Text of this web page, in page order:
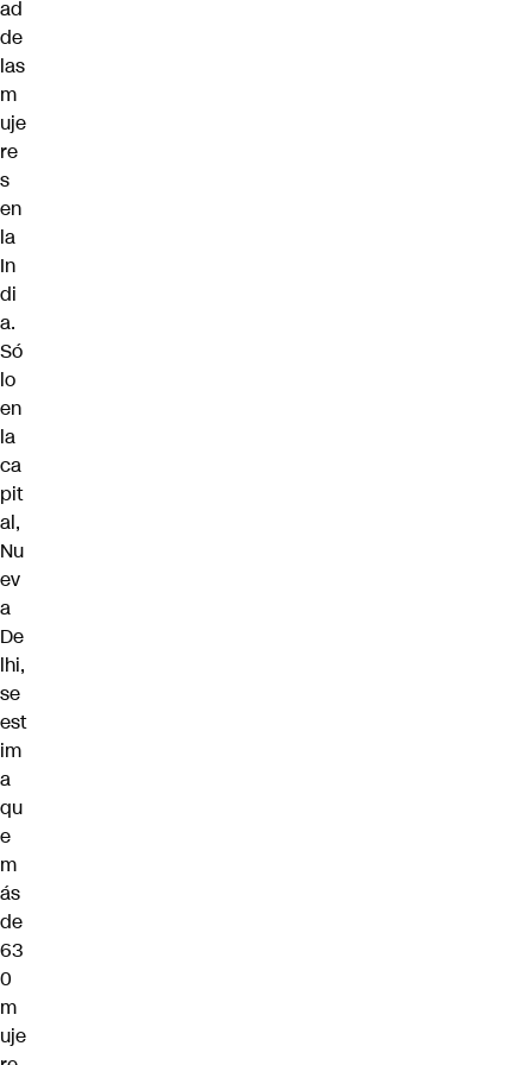
ad
de
las
m
uje
re
s
en
la
In
di
a.
Só
lo
en
la
ca
pit
al,
Nu
ev
a
De
lhi,
se
est
im
a
qu
e
m
ás
de
63
0
m
uje